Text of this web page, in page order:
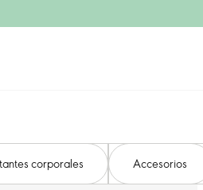
corporales Accesorios